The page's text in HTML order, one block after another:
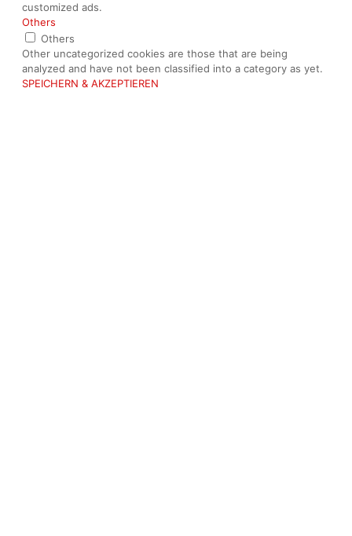
customized ads.
Others
Others
Other uncategorized cookies are those that are being
analyzed and have not been classified into a category as yet.
SPEICHERN & AKZEPTIEREN